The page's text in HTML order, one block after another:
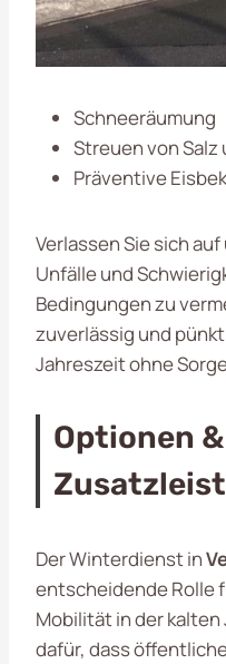
Schneeräumung
Streuen von Salz
Präventive
Verlassen Sie sich
Unfälle und
Bedingungen zu
zuverlässig und
Jahreszeit ohne
Optionen &
Der Winterdienst in
entscheidende Rolle
Mobilität in der
dafür, dass